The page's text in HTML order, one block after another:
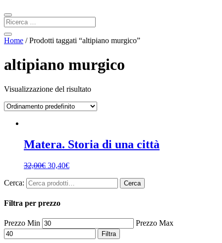
Home / Prodotti taggati “altipiano murgico”
altipiano murgico
Visualizzazione del risultato
Matera. Storia di una città
32,00€ 30,40€
Cerca: Cerca
Filtra per prezzo
Prezzo Min Prezzo Max
Filtra